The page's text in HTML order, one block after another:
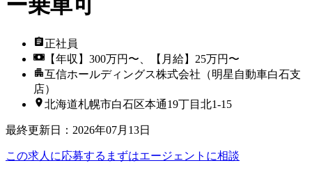
ー乗車可
正社員
【年収】300万円〜、【月給】25万円〜
互信ホールディングス株式会社（明星自動車白石支
店）
北海道札幌市白石区本通19丁目北1-15
最終更新日 ： 2026年07月13日
この求人に応募する まずはエージェントに相談